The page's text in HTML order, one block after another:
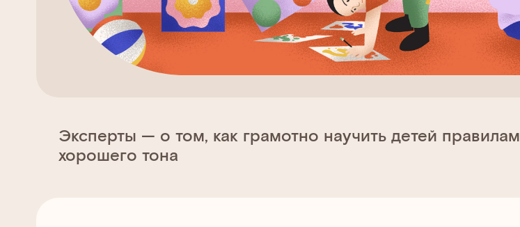
Эксперты — о том, как грамотно научить детей правилам
хорошего тона